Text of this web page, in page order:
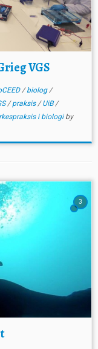
VGS
/biolog/
/praksis/UiB/
i biologi by
3